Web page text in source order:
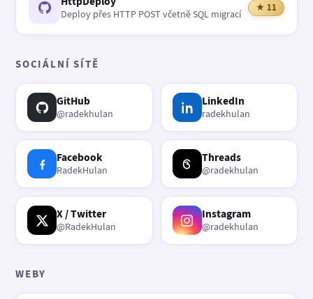
Deploy přes HTTP POST včetně SQL migrací
★ 11
SOCIÁLNÍ SÍTĚ
GitHub
@radekhulan
LinkedIn
radekhulan
Facebook
RadekHulan
Threads
@radekhulan
X / Twitter
@RadekHulan
Instagram
@radekhulan
WEBY